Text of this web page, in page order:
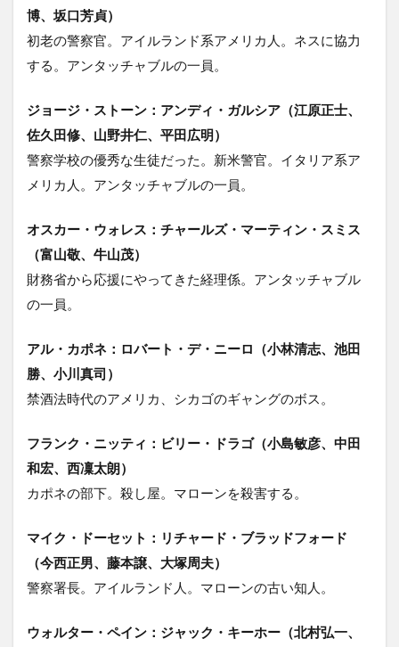
博、坂口芳貞）
初老の警察官。アイルランド系アメリカ人。ネスに協力
する。アンタッチャブルの一員。
ジョージ・ストーン：アンディ・ガルシア（江原正士、
佐久田修、山野井仁、平田広明）
警察学校の優秀な生徒だった。新米警官。イタリア系ア
メリカ人。アンタッチャブルの一員。
オスカー・ウォレス：チャールズ・マーティン・スミス
（富山敬、牛山茂）
財務省から応援にやってきた経理係。アンタッチャブル
の一員。
アル・カポネ：ロバート・デ・ニーロ（小林清志、池田
勝、小川真司）
禁酒法時代のアメリカ、シカゴのギャングのボス。
フランク・ニッティ：ビリー・ドラゴ（小島敏彦、中田
和宏、西凜太朗）
カポネの部下。殺し屋。マローンを殺害する。
マイク・ドーセット：リチャード・ブラッドフォード
（今西正男、藤本譲、大塚周夫）
警察署長。アイルランド人。マローンの古い知人。
ウォルター・ペイン：ジャック・キーホー（北村弘一、